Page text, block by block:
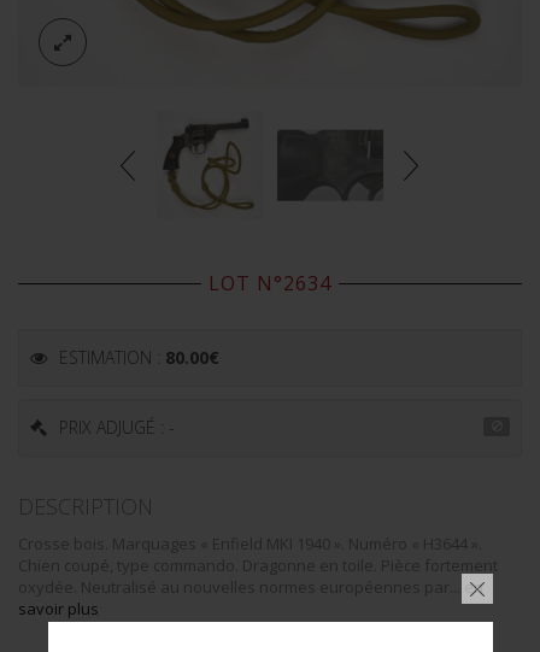
LOT N°2634
ESTIMATION : 80.00€
PRIX ADJUGÉ : -
DESCRIPTION
Crosse bois. Marquages « Enfield MKI 1940 ». Numéro « H3644 ».
Chien coupé, type commando. Dragonne en toile. Pièce fortement
oxydée. Neutralisé au nouvelles normes européennes par...
en
savoir plus